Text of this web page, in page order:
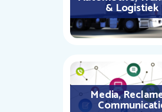
& Logistiek
Media,